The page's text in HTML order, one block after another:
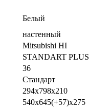
Белый
настенный
Mitsubishi HI
STANDART PLUS
36
Стандарт
294x798x210
540x645(+57)x275